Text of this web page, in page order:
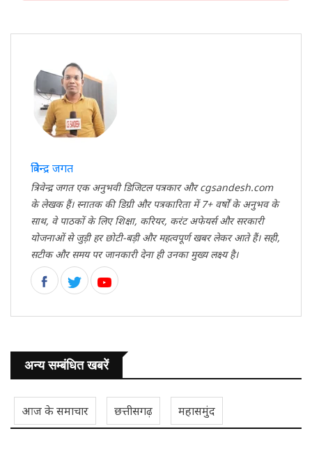
त्रिवेन्द्र जगत
त्रिवेन्द्र जगत एक अनुभवी डिजिटल पत्रकार और cgsandesh.com
के लेखक हैं। स्नातक की डिग्री और पत्रकारिता में 7+ वर्षों के अनुभव के
साथ, वे पाठकों के लिए शिक्षा, करियर, करंट अफेयर्स और सरकारी
योजनाओं से जुड़ी हर छोटी-बड़ी और महत्वपूर्ण खबर लेकर आते हैं। सही,
सटीक और समय पर जानकारी देना ही उनका मुख्य लक्ष्य है।
अन्य सम्बंधित खबरें
आज के समाचार छत्तीसगढ़ महासमुंद